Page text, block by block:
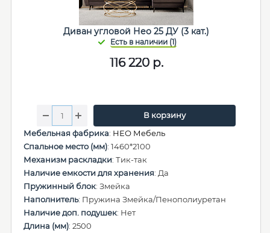
Диван угловой Нео 25 ДУ (3 кат.)
116 220р.
В корзину
Мебельная фабрика: НЕО Мебель
Спальное место (мм): 1460*2100
Механизм раскладки: Тик-так
Наличие емкости для хранения: Да
Пружинный блок: Змейка
Наполнитель: Пружина Змейка/Пенополиуретан
Наличие доп. подушек: Нет
Длина (мм): 2500